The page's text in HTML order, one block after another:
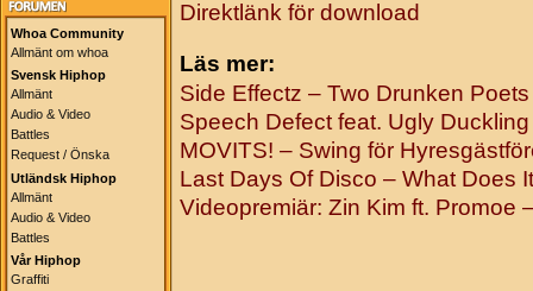
Whoa Community
Allmänt om whoa
Svensk Hiphop
Allmänt
Audio & Video
Battles
Request / Önska
Utländsk Hiphop
Allmänt
Audio & Video
Battles
Vår Hiphop
Graffiti
Direktlänk för download
Läs mer:
Side Effectz – Two Drunken Poets
Speech Defect feat. Ugly
MOVITS! – Swing för
Last Days Of Disco – What Does
Videopremiär: Zin Kim ft. Promoe